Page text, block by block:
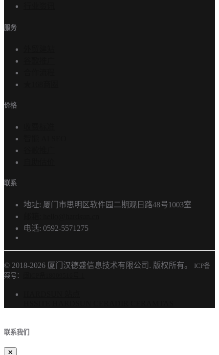
服务
价格
联系
地址: 厦门市思明区软件园二期观日路48号1003室
电话: 0592-5571275
© 2018-2026 厦门汉德盛信息技术有限公司. 版权所有。
ICP备
案号：
联系我们